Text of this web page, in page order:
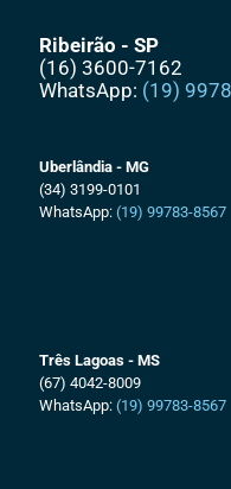
Ribeirão - SP
(16) 3600-7162
WhatsApp: (19)
Uberlândia - MG
(34) 3199-0101
WhatsApp: (19) 99783-8567
Três Lagoas - MS
(67) 4042-8009
WhatsApp: (19) 99783-8567